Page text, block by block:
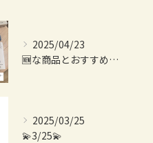
2025/04/23
🆕な商品とおすすめ商品紹介💫
2025/03/25
💫3/25💫